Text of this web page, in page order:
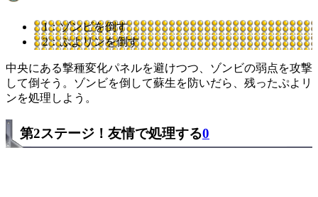
1：ゾンビを倒す
2：ぷよリンを倒す
中央にある撃種変化パネルを避けつつ、ゾンビの弱点を攻撃
して倒そう。ゾンビを倒して蘇生を防いだら、残ったぷよリ
ンを処理しよう。
第2ステージ！友情で処理する0